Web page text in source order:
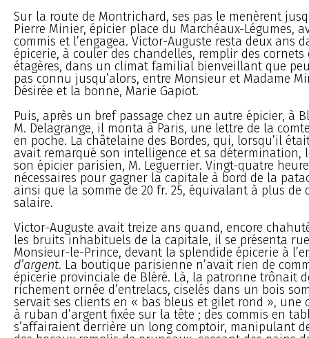
Sur la route de Montrichard, ses pas le menèrent
Pierre Minier, épicier place du Marchéaux-Légumes,
commis et l’engagea. Victor-Auguste resta deux ans
épicerie, à couler des chandelles, remplir des
étagères, dans un climat familial bienveillant que
pas connu jusqu’alors, entre Monsieur et Madame
Désirée et la bonne, Marie Gapiot.
Puis, après un bref passage chez un autre épicier, à
M. Delagrange, il monta à Paris, une lettre de la
en poche. La châtelaine des Bordes, qui, lorsqu’il
avait remarqué son intelligence et sa détermination,
son épicier parisien, M. Leguerrier. Vingt-quatre
nécessaires pour gagner la capitale à bord de la
ainsi que la somme de 20 fr. 25, équivalant à plus de
salaire.
Victor-Auguste avait treize ans quand, encore
les bruits inhabituels de la capitale, il se présenta rue
Monsieur-le-Prince, devant la splendide épicerie à
d’argent. La boutique parisienne n’avait rien de
épicerie provinciale de Bléré. Là, la patronne trônait
richement ornée d’entrelacs, ciselés dans un bois
servait ses clients en « bas bleus et gilet rond », une
à ruban d’argent fixée sur la tête ; des commis en
s’affairaient derrière un long comptoir, manipulant